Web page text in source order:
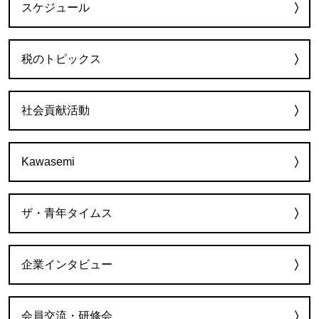
スケジュール
税のトピックス
社会貢献活動
Kawasemi
ザ・青年タイムス
企業インタビュー
会員交流・研修会